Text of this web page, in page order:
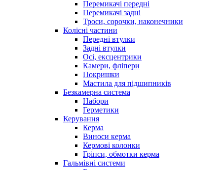
Перемикачі передні
Перемикачі задні
Троси, сорочки, наконечники
Колісні частини
Передні втулки
Задні втулки
Осі, ексцентрики
Камери, фліпери
Покришки
Мастила для підшипників
Безкамерна система
Набори
Герметики
Керування
Керма
Виноси керма
Кермові колонки
Гріпси, обмотки керма
Гальмівні системи